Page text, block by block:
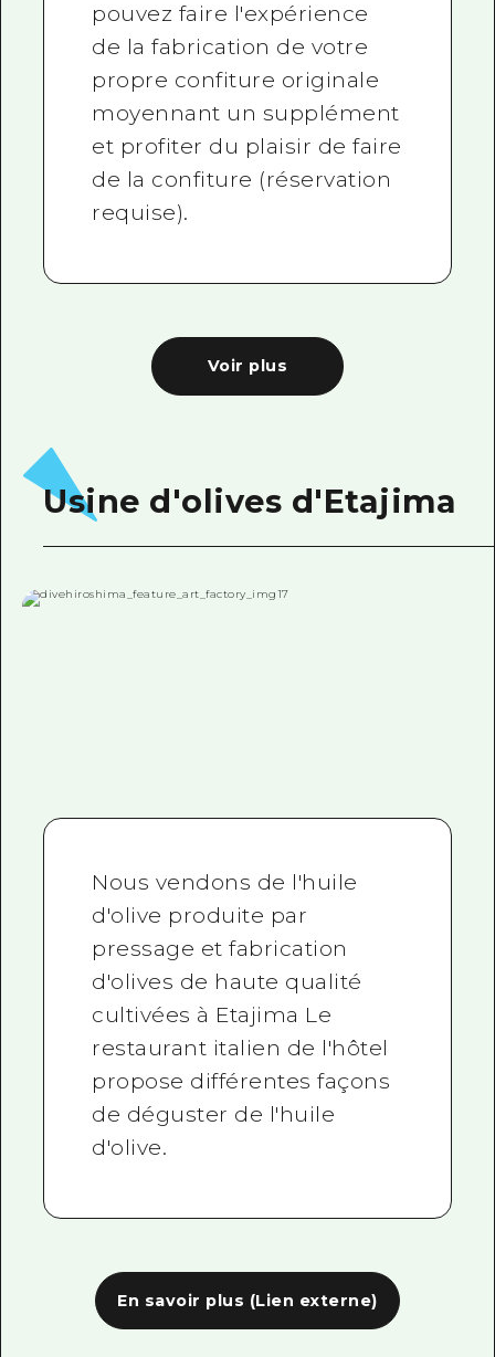
pouvez faire l'expérience
de la fabrication de votre
propre confiture originale
moyennant un supplément
et profiter du plaisir de faire
de la confiture (réservation
requise).
Voir plus
Usine d'olives d'Etajima
Nous vendons de l'huile
d'olive produite par
pressage et fabrication
d'olives de haute qualité
cultivées à Etajima Le
restaurant italien de l'hôtel
propose différentes façons
de déguster de l'huile
d'olive.
En savoir plus (Lien externe)